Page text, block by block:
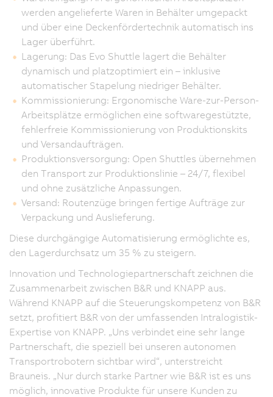
werden angelieferte Waren in Behälter umgepackt
und über eine Deckenfördertechnik automatisch ins
Lager überführt.
Lagerung: Das Evo Shuttle lagert die Behälter
dynamisch und platzoptimiert ein – inklusive
automatischer Stapelung niedriger Behälter.
Kommissionierung: Ergonomische Ware-zur-Person-
Arbeitsplätze ermöglichen eine softwaregestützte,
fehlerfreie Kommissionierung von Produktionskits
und Versandaufträgen.
Produktionsversorgung: Open Shuttles übernehmen
den Transport zur Produktionslinie – 24/7, flexibel
und ohne zusätzliche Anpassungen.
Versand: Routenzüge bringen fertige Aufträge zur
Verpackung und Auslieferung.
Diese durchgängige Automatisierung ermöglichte es,
den Lagerdurchsatz um 35 % zu steigern.
Innovation und Technologiepartnerschaft zeichnen die
Zusammenarbeit zwischen B&R und KNAPP aus.
Während KNAPP auf die Steuerungskompetenz von B&R
setzt, profitiert B&R von der umfassenden Intralogistik-
Expertise von KNAPP. „Uns verbindet eine sehr lange
Partnerschaft, die speziell bei unseren autonomen
Transportrobotern sichtbar wird“, unterstreicht
Brauneis. „Nur durch starke Partner wie B&R ist es uns
möglich, innovative Produkte für unsere Kunden zu